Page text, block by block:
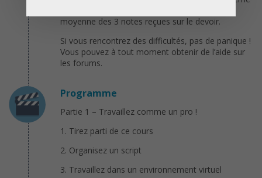
moyenne des 3 notes reçues sur le devoir.
Si vous rencontrez des difficultés, pas de panique !
Vous pouvez à tout moment obtenir de l’aide sur
les forums.
Programme
Partie 1 – Travaillez comme un pro !
1. Tirez parti de ce cours
2. Organisez un script
3. Travaillez dans un environnement virtuel